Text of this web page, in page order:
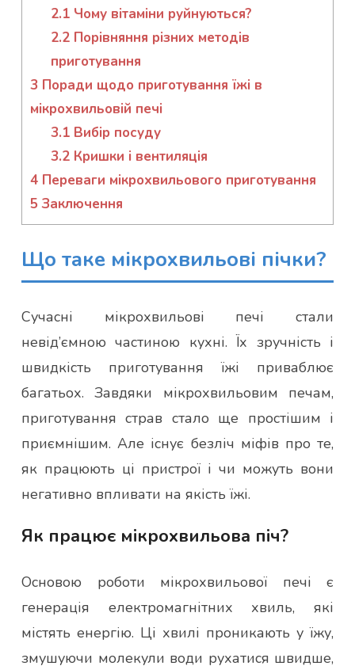
2.1Чому вітаміни руйнуються?
2.2Порівняння різних методів
приготування
3 Поради щодо приготування їжі в
мікрохвильовій печі
3.1Вибір посуду
3.2Кришки і вентиляція
4 Переваги мікрохвильового приготування
5 Заключення
Що таке мікрохвильові пічки?
Сучасні мікрохвильові печі стали
невід’ємною частиною кухні. Їх зручність і
швидкість приготування їжі приваблює
багатьох. Завдяки мікрохвильовим печам,
приготування страв стало ще простішим і
приємнішим. Але існує безліч міфів про те,
як працюють ці пристрої і чи можуть вони
негативно впливати на якість їжі.
Як працює мікрохвильова піч?
Основою роботи мікрохвильової печі є
генерація електромагнітних хвиль, які
містять енергію. Ці хвилі проникають у їжу,
змушуючи молекули води рухатися швидше,